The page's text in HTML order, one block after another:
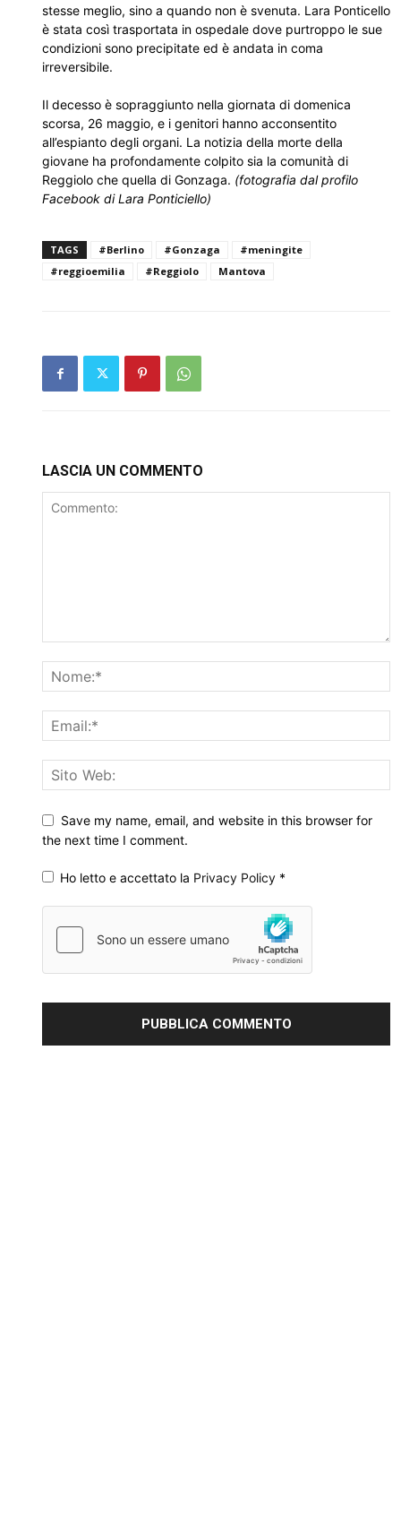
stesse meglio, sino a quando non è svenuta. Lara Ponticello
è stata così trasportata in ospedale dove purtroppo le sue
condizioni sono precipitate ed è andata in coma
irreversibile.
Il decesso è sopraggiunto nella giornata di domenica
scorsa, 26 maggio, e i genitori hanno acconsentito
all’espianto degli organi. La notizia della morte della
giovane ha profondamente colpito sia la comunità di
Reggiolo che quella di Gonzaga. (fotografia dal profilo
Facebook di Lara Ponticiello)
TAGS #Berlino #Gonzaga
#meningite
#reggioemilia
#Reggiolo Mantova
LASCIA UN COMMENTO
Save my name, email, and website in this browser for
the next time I comment.
Ho letto e accettato la Privacy Policy *